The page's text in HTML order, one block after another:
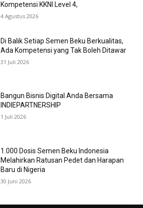
Kompetensi KKNI Level 4,
4 Agustus 2026
Di Balik Setiap Semen Beku Berkualitas,
Ada Kompetensi yang Tak Boleh Ditawar
31 Juli 2026
Bangun Bisnis Digital Anda Bersama
INDIEPARTNERSHIP
1 Juli 2026
1.000 Dosis Semen Beku Indonesia
Melahirkan Ratusan Pedet dan Harapan
Baru di Nigeria
30 Juni 2026